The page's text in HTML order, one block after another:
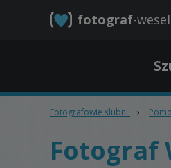
fotograf-
Fotografowie ślubni ›
Fotograf